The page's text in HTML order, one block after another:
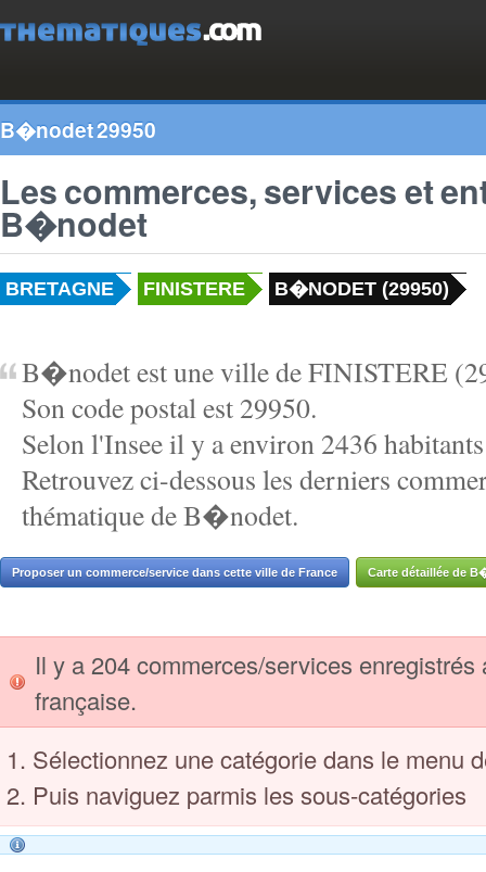
B�nodet 29950
Les commerces, services et
B�nodet
BRETAGNE FINISTERE B�NODET (29950)
B�nodet est une ville de FINISTERE
Son code postal est 29950.
Selon l'Insee il y a environ 2436
Retrouvez ci-dessous les derniers
thématique de B�nodet.
Proposer un commerce/service dans cette ville de France Carte détaillée de
Il y a 204 commerces/services
française.
Sélectionnez une catégorie dans le menu
Puis naviguez parmis les sous-catégories